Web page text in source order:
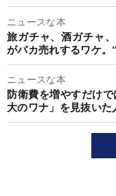
ニュースな本
旅ガチャ、酒ガチャ
がバカ売れするワケ。
ニュースな本
防衛費を増やすだけ
大のワナ」を見抜いた